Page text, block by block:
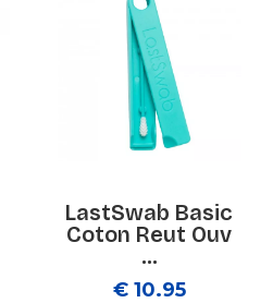
LastSwab Basic
Coton Reut Ouv
...
€ 10.95